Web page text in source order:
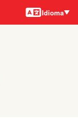
Idiomas
Idioma